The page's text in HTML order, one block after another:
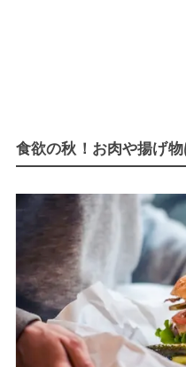
食欲の秋！お肉や揚げ